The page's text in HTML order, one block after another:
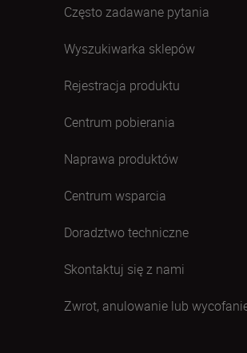
Często zadawane pytania
Wyszukiwarka sklepów
Rejestracja produktu
Centrum pobierania
Naprawa produktów
Centrum wsparcia
Doradztwo techniczne
Skontaktuj się z nami
Zwrot, anulowanie lub